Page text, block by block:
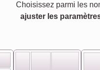
Choisissez parmi les
ajuster les